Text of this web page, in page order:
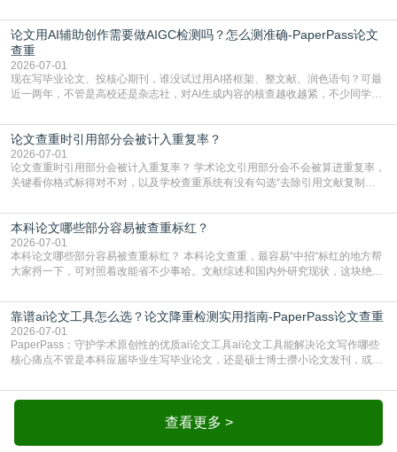
查数值误导。知网（CNKI）是学校定稿检测的绝对主流。本科用PMLC，含大学
生联合比对库，能比历届学长论文，硕博用VIP/TMLC，含学术论文联合比对
库，期刊投稿用AMLMC/SML
论文用AI辅助创作需要做AIGC检测吗？怎么测准确-PaperPass论文
查重
2026-07-01
现在写毕业论文、投核心期刊，谁没试过用AI搭框架、整文献、润色语句？可最
近一两年，不管是高校还是杂志社，对AI生成内容的核查越收越紧，不少同学投
真的太亏。提前做AIGC检测，已经成了很多过来人交稿前必做的一步。为什么
AIGC检测成了论文答辩投稿前的必备项？可能还有不少人觉得，我就用AI搭了个
框架，内容都是自己写的，至于做AIG
论文查重时引用部分会被计入重复率？
2026-07-01
论文查重时引用部分会被计入重复率？ 学术论文引用部分会不会被算进重复率，
关键看你格式标得对不对，以及学校查重系统有没有勾选“去除引用文献复制
独占一行，每条文献用[1][2]方括号编号、与正文一一对应，著录项符合GB/T
7714（作者、题名、刊名、年、卷期、页码齐全，标点用半角）；查重系统识别
成功后通常把这段标为引用，
本科论文哪些部分容易被查重标红？
2026-07-01
本科论文哪些部分容易被查重标红？ 本科论文查重，最容易“中招“标红的地方帮
大家捋一下，可对照着改能省不少事哈。文献综述和国内外研究现状，这块绝对
乎一模一样的话，你要是直接复制百度百科、教材或别人写好的综述段落，系统
一抓一个准，整段飘红。研究背景、意义和方法描述也是不可避免，比如“本文采
用问卷调查法““运用SPSS软件进行数据分
靠谱ai论文工具怎么选？论文降重检测实用指南-PaperPass论文查重
2026-07-01
PaperPass：守护学术原创性的优质ai论文工具ai论文工具能解决论文写作哪些
核心痛点不管是本科应届毕业生写毕业论文，还是硕士博士攒小论文发刊，或是
自己逐句读逐句改，熬好几个大夜不说，还经常改不到点上，交上去才发现重复
率超标，再返工太折腾。现在有了成熟的ai论文工具，这些痛点基本都能高效解
决。靠谱的ai论文工具，不止能帮你梳查看更多 >